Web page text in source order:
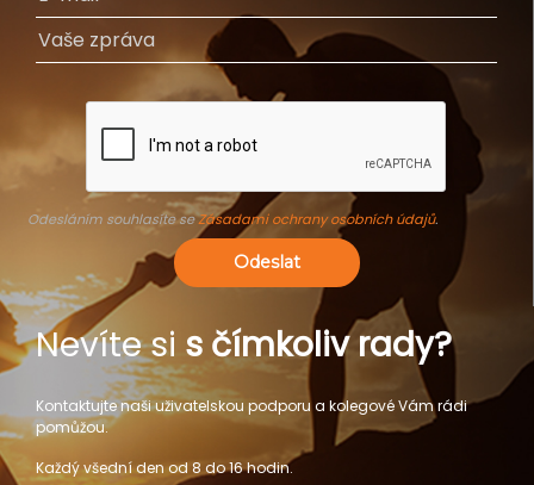
Odesláním souhlasíte seZásadami ochrany osobních údajů.
Odeslat
Nevíte si s čímkoliv rady?
Kontaktujte naši uživatelskou podporu a kolegové Vám rádi
pomůžou.
Každý všední den od 8 do 16 hodin.